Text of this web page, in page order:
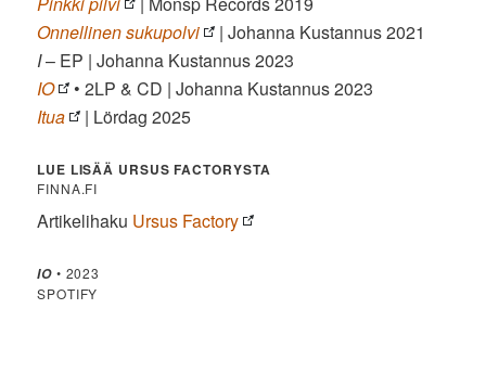
Onnellinen sukupolvi
| Johanna Kustannus 2021
I– EP | Johanna Kustannus 2023
IO
• 2LP & CD | Johanna Kustannus 2023
Itua
| Lördag 2025
LUE LISÄÄ URSUS FACTORYSTA
FINNA.FI
Artikelihaku Ursus Factory
IO• 2023
SPOTIFY